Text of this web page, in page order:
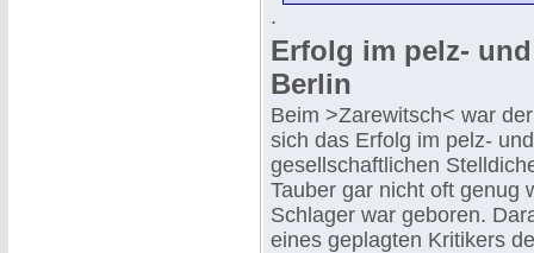
.
Erfolg im pelz-
Berlin
Beim >Zarewitsch< war
sich das Erfolg im pelz-
gesellschaftlichen
Tauber gar nicht oft genug
Schlager war geboren.
eines geplagten Kritikers